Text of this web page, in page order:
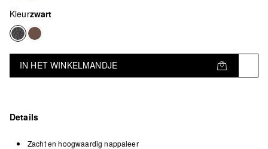
Kleurzwart
IN HET WINKELMANDJE
Details
Zacht en hoogwaardig nappaleer